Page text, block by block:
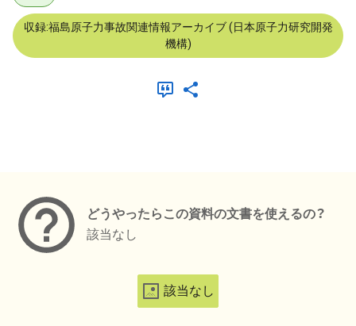
収録:福島原子力事故関連情報アーカイブ (日本原子力研究開発
機構)
どうやったらこの資料の文書を使えるの？
該当なし
該当なし